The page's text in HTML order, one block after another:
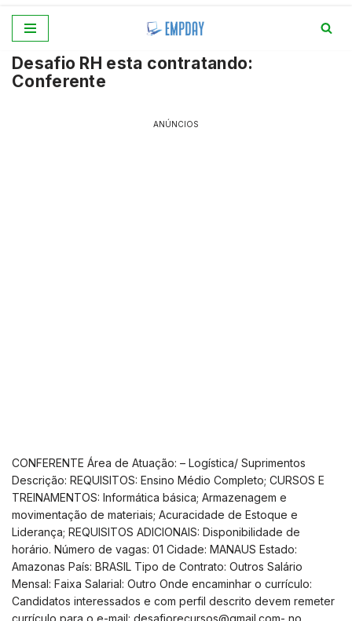
para
o
Desafio RH esta contratando:
Conferente
ANÚNCIOS
CONFERENTE Área de Atuação: – Logística/ Suprimentos
Descrição: REQUISITOS: Ensino Médio Completo; CURSOS E
TREINAMENTOS: Informática básica; Armazenagem e
movimentação de materiais; Acuracidade de Estoque e
Liderança; REQUISITOS ADICIONAIS: Disponibilidade de
horário. Número de vagas: 01 Cidade: MANAUS Estado:
Amazonas País: BRASIL Tipo de Contrato: Outros Salário
Mensal: Faixa Salarial: Outro Onde encaminhar o currículo:
Candidatos interessados e com perfil descrito devem remeter
currículo para o e-mail: desafiorecursos@gmail.com- no